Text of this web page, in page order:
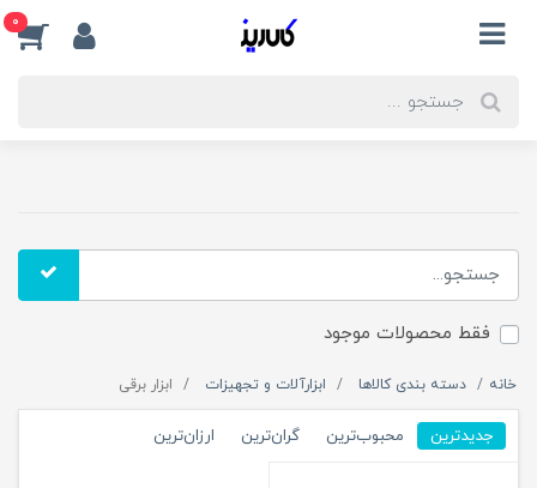
0
فقط محصولات موجود
خانه دسته بندی کالاها ابزارآلات و تجهیزات ابزار برقی
جدیدترین محبوب‌ترین گران‌ترین ارزان‌ترین